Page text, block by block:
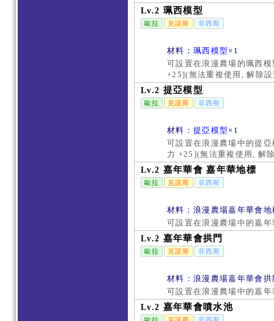
Lv.2 珮西模型
歐拉 克諾斯 菲西斯
材料： 珮西模型 ×1
可設置在浪漫農場的珮西
+25](無法重複使用, 解除
Lv.2 提亞模型
歐拉 克諾斯 菲西斯
材料： 提亞模型 ×1
可設置在浪漫農場中的提
力 +25](無法重複使用, 解
Lv.2 嘉年華會 嘉年華地標
歐拉 克諾斯 菲西斯
材料：浪漫農場嘉年華會
可設置在浪漫農場中的嘉
Lv.2 嘉年華會拱門
歐拉 克諾斯 菲西斯
材料：浪漫農場嘉年華會
可設置在浪漫農場中的嘉
Lv.2 嘉年華會噴水池